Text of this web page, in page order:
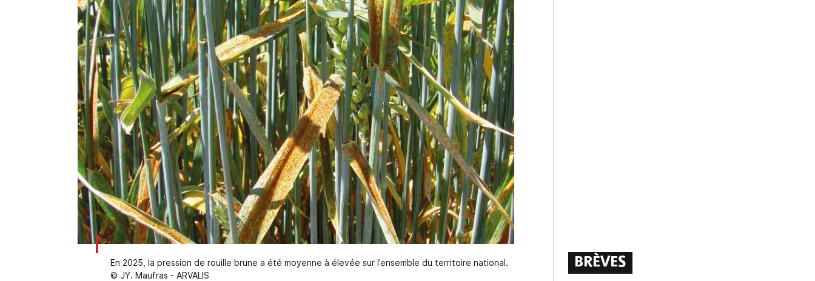
En 2025, la pression de rouille brune a été moyenne à élevée sur l’ensemble du territoire national.
© JY. Maufras - ARVALIS
BRÈVES